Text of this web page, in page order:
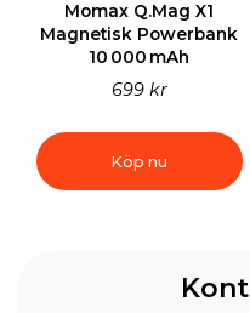
Momax Q.Mag X1
Magnetisk Powerbank
10 000 mAh
699 kr
Köp nu